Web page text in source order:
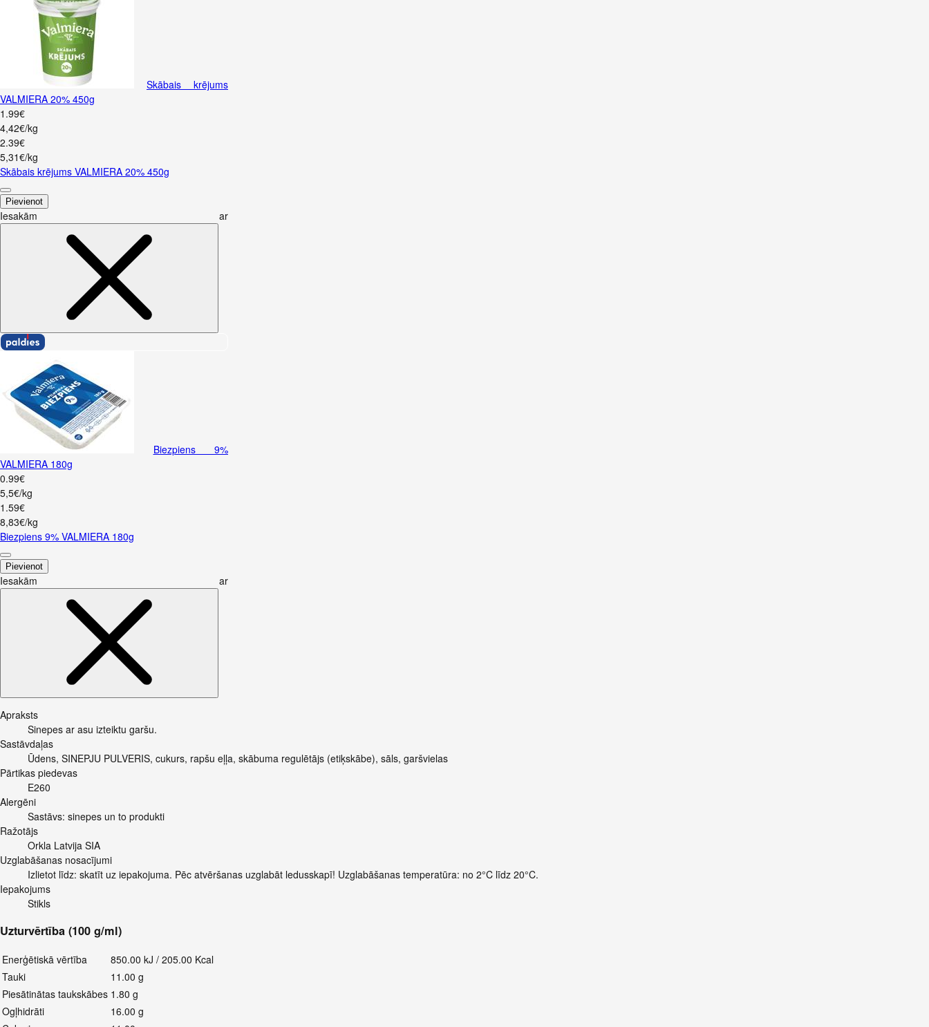
Skābais krējums
VALMIERA 20% 450g
1 .99€
4,42€/kg
2.39€
5,31€/kg
Skābais krējums VALMIERA 20% 450g
Pievienot
Iesakām ar
Biezpiens 9%
VALMIERA 180g
0.99€
5,5€/kg
1 .59€
8,83€/kg
Biezpiens 9% VALMIERA 180g
Pievienot
Iesakām ar
Apraksts
Sinepes ar asu izteiktu garšu.
Sastāvdaļas
Ūdens, SINEPJU PULVERIS, cukurs, rapšu eļļa, skābuma regulētājs (etiķskābe), sāls, garšvielas
Pārtikas piedevas
E260
Alergēni
Sastāvs: sinepes un to produkti
Ražotājs
Orkla Latvija SIA
Uzglabāšanas nosacījumi
Izlietot līdz: skatīt uz iepakojuma. Pēc atvēršanas uzglabāt ledusskapī! Uzglabāšanas temperatūra: no 2°C līdz 20°C.
Iepakojums
Stikls
Uzturvērtība (100 g/ml)
Enerģētiskā vērtība
850.00 kJ / 205.00 Kcal
Tauki
11.00 g
Piesātinātas taukskābes 1.80 g
Ogļhidrāti
16.00 g